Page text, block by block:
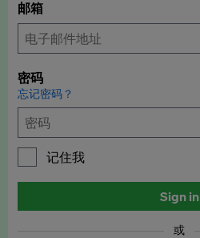
邮箱
密码
忘记密码？
记住我
Sign in
或